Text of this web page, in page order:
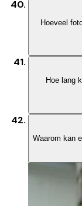
Hoeveel
Hoe lang
Waarom kan